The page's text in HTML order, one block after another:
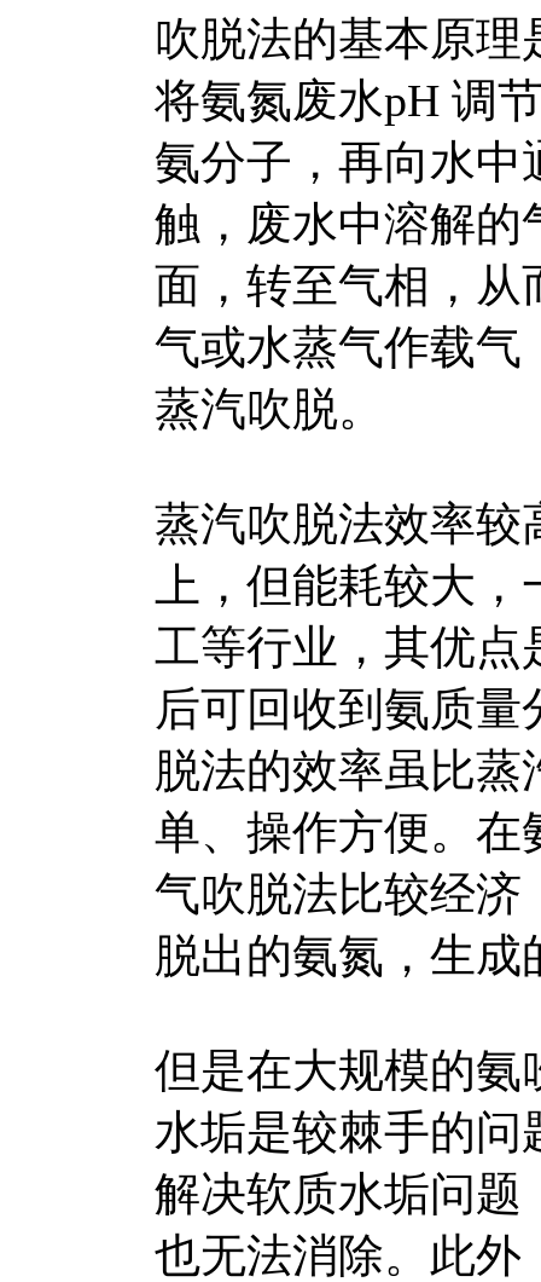
吹脱法的基本原
将氨氮废水pH 调
氨分子，再向水中
触，废水中溶解的
面，转至气相，从
气或水蒸气作载气
蒸汽吹脱。
蒸汽吹脱法效率较
上，但能耗较大
工等行业，其优点
后可回收到氨质量
脱法的效率虽比
单、操作方便。在
气吹脱法比较经济
脱出的氨氮，生
但是在大规模的氨
水垢是较棘手的问
解决软质水垢问题
也无法消除。此外